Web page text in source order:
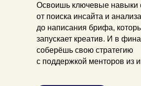
Освоишь ключевые навыки
от поиска инсайта и
до написания брифа,
запускает креатив. И в
соберёшь свою стратегию
с поддержкой менторов из